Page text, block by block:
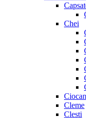
Chei
Cleme
Clesti